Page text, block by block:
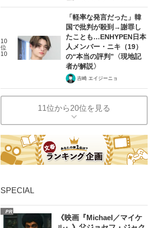
10
位
10
「軽率な発言だった」韓
国で批判が殺到→謝罪し
たことも…ENHYPEN日本
人メンバー・ニキ（19）
の“本当の評判”〈現地記
者が解説〉
吉崎 エイジーニョ
11位から20位を見る
SPECIAL
PR
《映画『Michael／マイケ